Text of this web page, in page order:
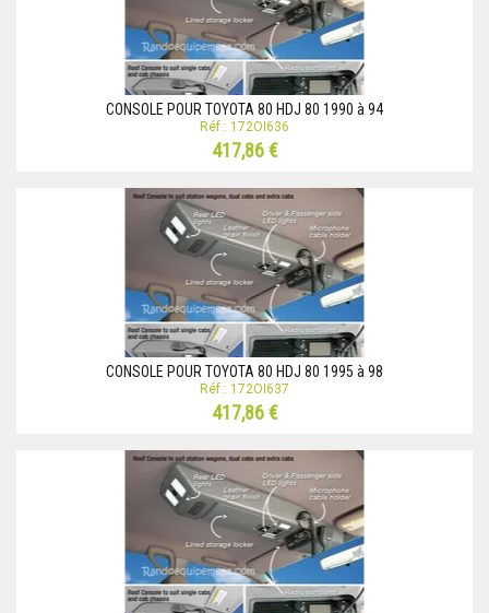
CONSOLE POUR TOYOTA 80 HDJ 80 1990 à 94
Réf.: 172OI636
417,86 €
CONSOLE POUR TOYOTA 80 HDJ 80 1995 à 98
Réf.: 172OI637
417,86 €